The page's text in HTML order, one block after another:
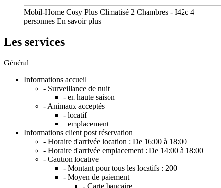
Mobil-Home Cosy Plus Climatisé 2 Chambres - I42c 4
personnes En savoir plus
Les services
Général
Informations accueil
- Surveillance de nuit
- en haute saison
- Animaux acceptés
- locatif
- emplacement
Informations client post réservation
- Horaire d'arrivée location : De 16:00 à 18:00
- Horaire d'arrivée emplacement : De 14:00 à 18:00
- Caution locative
- Montant pour tous les locatifs : 200
- Moyen de paiement
- Carte bancaire